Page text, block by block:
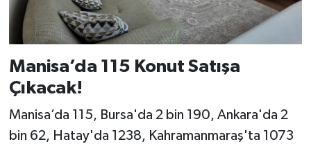
Manisa’da 115 Konut Satışa
Çıkacak!
Manisa’da 115, Bursa'da 2 bin 190, Ankara'da 2
bin 62, Hatay'da 1238, Kahramanmaraş'ta 1073